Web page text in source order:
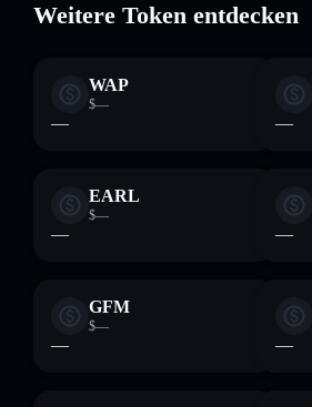
Weitere Token entdecken
WAP
$—
— —
EARL
$—
— —
GFM
$—
— —